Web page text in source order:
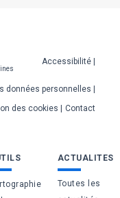
Accessibilité
données personnelles
des cookies
Contact
ACTUALITES
Toutes les